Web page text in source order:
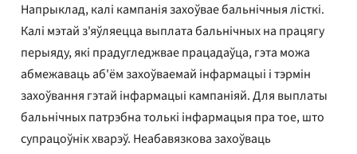
Напрыклад, калі кампанія захоўвае бальнічныя лісткі.
Калі мэтай з'яўляецца выплата бальнічных на працягу
перыяду, які прадугледжвае працадаўца, гэта можа
абмежаваць аб'ём захоўваемай інфармацыі і тэрмін
захоўвання гэтай інфармацыі кампаніяй. Для выплаты
бальнічных патрэбна толькі інфармацыя пра тое, што
супрацоўнік хварэў. Неабавязкова захоўваць